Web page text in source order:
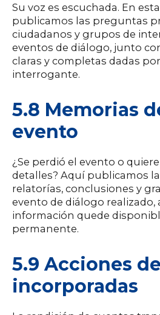
Su voz es escuchada. En
publicamos las preguntas
ciudadanos y grupos de
eventos de diálogo, junto
claras y completas dadas
interrogante.
5.8 Memorias
evento
¿Se perdió el evento o
detalles? Aquí publicamos
relatorías, conclusiones y
evento de diálogo realizado,
información quede
permanente.
5.9 Acciones
incorporadas